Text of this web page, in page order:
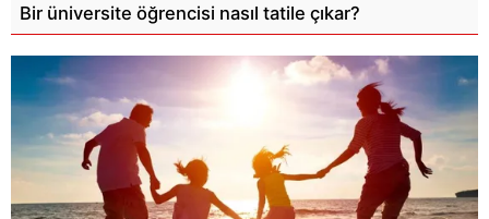
Bir üniversite öğrencisi nasıl tatile çıkar?